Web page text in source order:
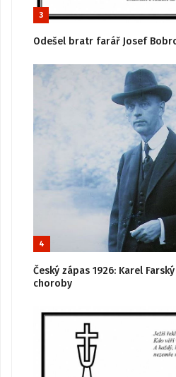
3
Odešel bratr farář Josef
4
Český zápas 1926: Karel
choroby